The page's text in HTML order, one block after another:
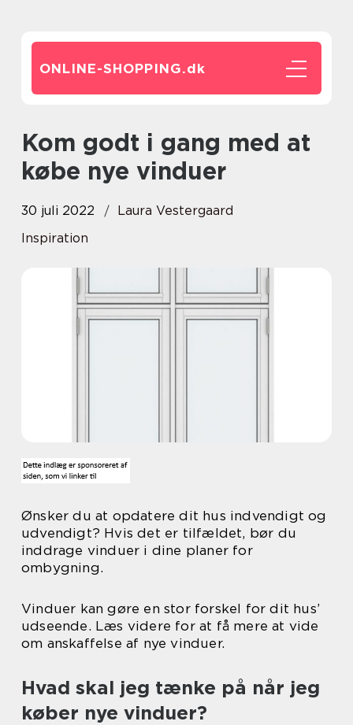
ONLINE-SHOPPING.dk
Kom godt i gang med at
købe nye vinduer
30 juli 2022
Laura Vestergaard
Inspiration
Ønsker du at opdatere dit hus indvendigt og
udvendigt? Hvis det er tilfældet, bør du
inddrage vinduer i dine planer for
ombygning.
Vinduer kan gøre en stor forskel for dit hus’
udseende. Læs videre for at få mere at vide
om anskaffelse af nye vinduer.
Hvad skal jeg tænke på når jeg
køber nye vinduer?